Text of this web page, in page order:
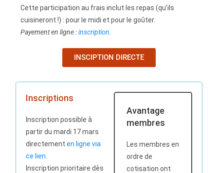
Cette participation au frais inclut les repas (qu’ils
cuisineront !) : pour le midi et pour le goûter.
Payement en ligne :inscription.
INSCIPTION DIRECTE
Inscriptions
Inscription possible à
partir du mardi 17 mars
directementen ligne via
ce lien
Inscription prioritaire dès
Avantage
membres
Les membres en
ordre de
cotisation ont